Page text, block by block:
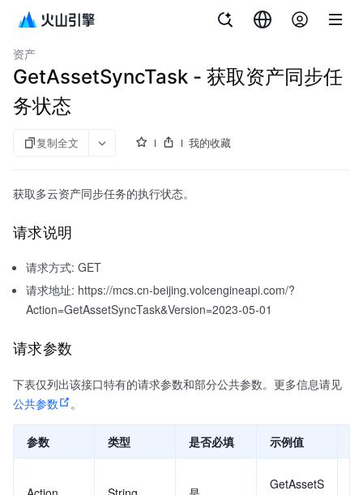
多云安全平台
资产
GetAssetSyncTask - 获取资产同步任
务状态
复制全文 我的收藏
获取多云资产同步任务的执行状态。
请求说明
请求方式: GET
请求地址: https://mcs.cn-beijing.volcengineapi.com/?
Action=GetAssetSyncTask&Version=2023-05-01
请求参数
下表仅列出该接口特有的请求参数和部分公共参数。更多信息请见
公共参数
。
参数 类型 是否必填 示例值
GetAssetS